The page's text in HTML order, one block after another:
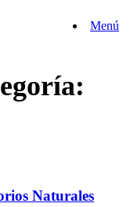
Menú
Naturales